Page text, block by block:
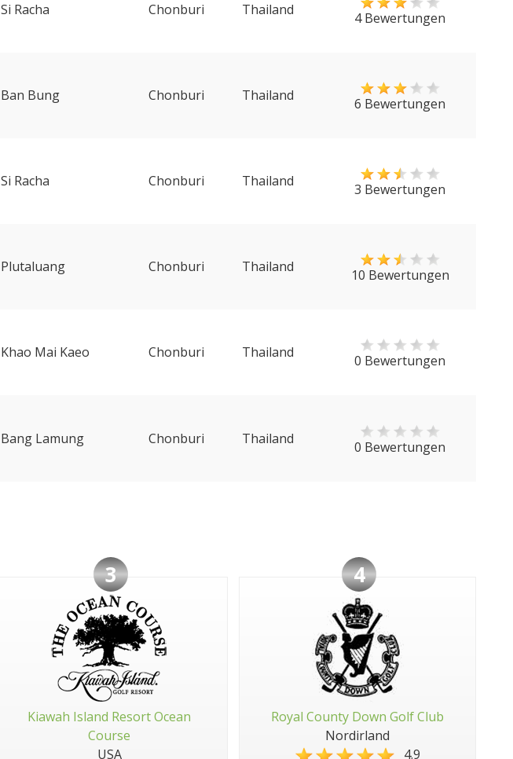
Si Racha Chonburi Thailand 4 Bewertungen
Ban Bung Chonburi Thailand 6 Bewertungen
Si Racha Chonburi Thailand 3 Bewertungen
Plutaluang Chonburi Thailand 10 Bewertungen
Khao Mai Kaeo Chonburi Thailand 0 Bewertungen
Bang Lamung Chonburi Thailand 0 Bewertungen
3
Kiawah Island Resort Ocean
Course
USA
4
Royal County Down Golf Club
Nordirland
4.9